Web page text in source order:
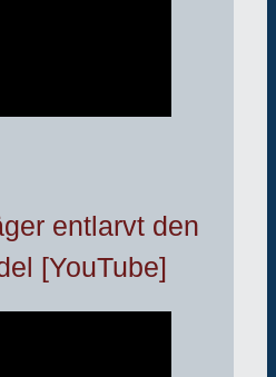
entlarvt den
[YouTube]